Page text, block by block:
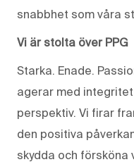
snabbhet som våra
Vi är stolta över PPG
Starka. Enade.
agerar med
perspektiv. Vi firar
den positiva
skydda och försköna